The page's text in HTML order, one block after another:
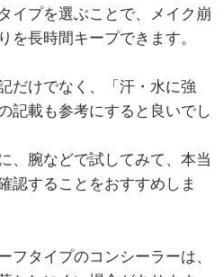
イプを選ぶことで、メイク崩
を長時間キープできます。
だけでなく、「汗・水に強
記載も参考にすると良いでし
、腕などで試してみて、本当
認することをおすすめしま
フタイプのコンシーラーは、